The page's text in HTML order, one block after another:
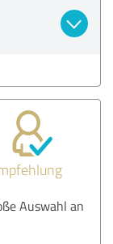
Auswahl an